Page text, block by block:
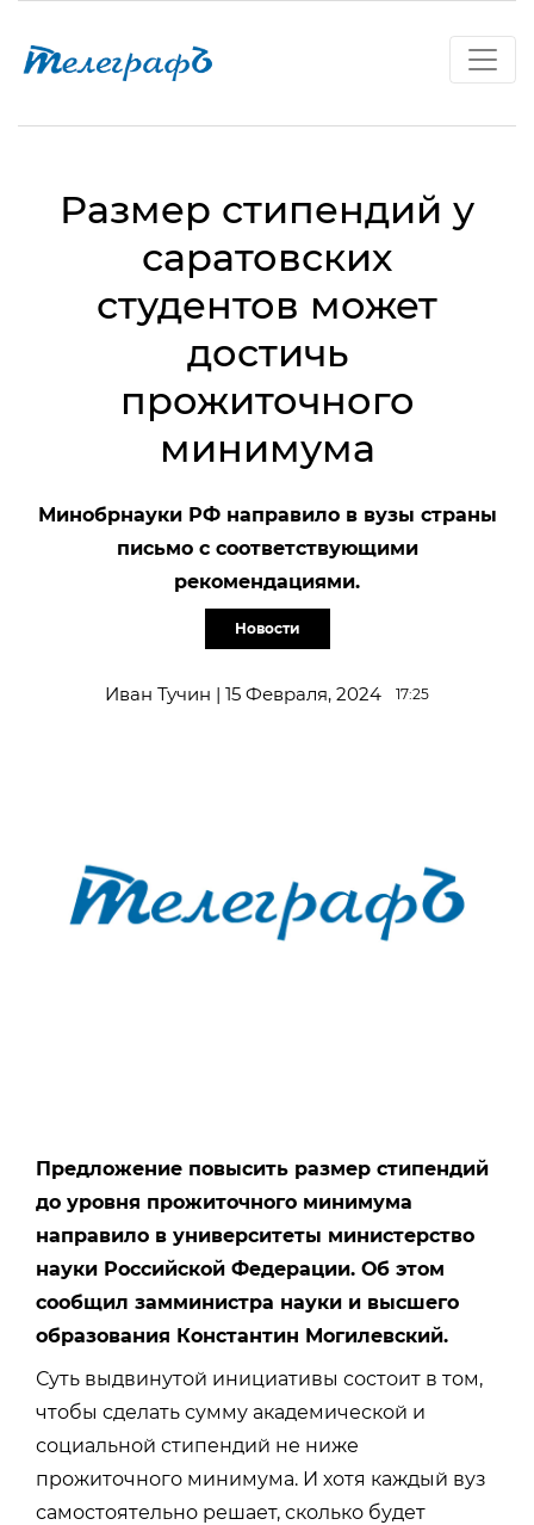
Размер стипендий у
саратовских
студентов может
достичь
прожиточного
минимума
Минобрнауки РФ направило в вузы страны
письмо с соответствующими
рекомендациями.
Новости
Иван Тучин | 15 Февраля, 2024 17:25
Предложение повысить размер стипендий
до уровня прожиточного минимума
направило в университеты министерство
науки Российской Федерации. Об этом
сообщил замминистра науки и высшего
образования Константин Могилевский.
Суть выдвинутой инициативы состоит в том,
чтобы сделать сумму академической и
социальной стипендий не ниже
прожиточного минимума. И хотя каждый вуз
самостоятельно решает, сколько будет